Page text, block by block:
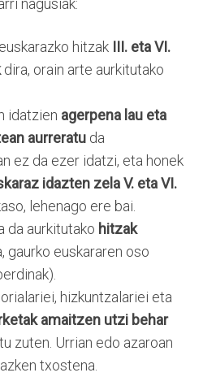
nagusiak:
hitzak III. eta VI.
dira, orain arte aurkitutako
idatzien agerpena lau eta
aurreratu da
ez da ezer idatzi, eta honek
idazten zela V. eta VI.
lehenago ere bai.
da aurkitutako hitzak
gaurko euskararen oso
hizkuntzalariei eta
amaitzen utzi behar
zuten. Urrian edo azaroan
txostena.